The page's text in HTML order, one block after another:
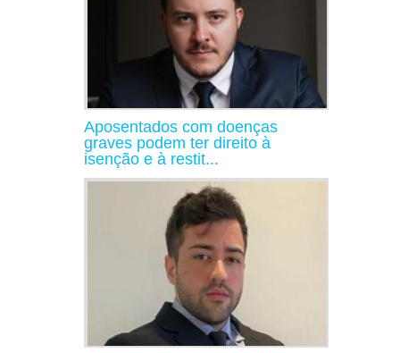
Aposentados com doenças
graves podem ter direito à
isenção e à restit...